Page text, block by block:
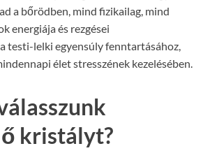
a bőrödben, mind fizikailag, mind
energiája és rezgései
testi-lelki egyensúly fenntartásához,
élet stresszének kezelésében.
kristályt?